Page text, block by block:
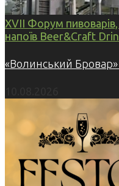
XVII Форум
напоїв Beer&Craft
«Волинський Бровар»